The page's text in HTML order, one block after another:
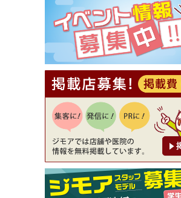
⇒8,800円（メンズ専門ワック
（ミックル））
[有効期限]2026年9月30日
【ジモア読者特典2】コース
理5品+2時間飲み放題）（創作
ore（ピアクオーレ））
[有効期限]2026年9月30日
【ジモア読者特典1】料理全品
降（創作イタリアン Pia Cuore
[有効期限]2026年9月30日
【ジモア限定②】初回割引 特
00円⇒1,100円（メンズ専門ワ
ckle（ミックル））
[有効期限]2026年9月30日
【ジモア限定特典①】まつ毛
50円（Premiere（プルミエー